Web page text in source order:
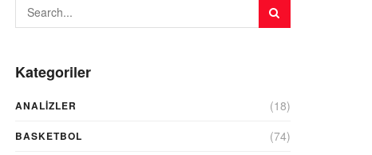
Kategoriler
ANALIZLER (18)
BASKETBOL (74)